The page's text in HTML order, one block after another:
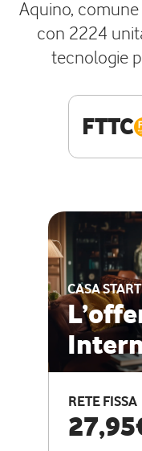
Aquino,
con 2224
tecnologie
FTTC
CASA START
RETE FISSA